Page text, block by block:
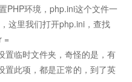
PHP环境，php.ini这个文件一
这里我们打开php.ini，查找
=
置临时文件夹，奇怪的是，有
置此项，都是正常的，到了英